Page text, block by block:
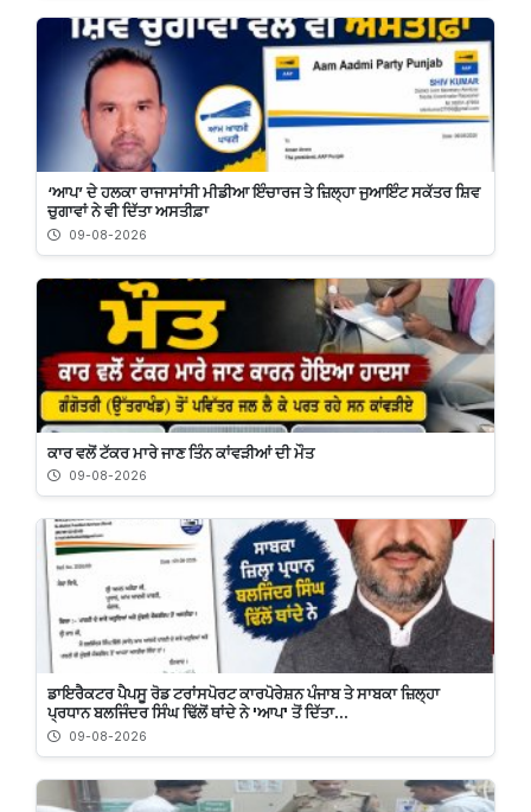
‘ਆਪ’ ਦੇ ਹਲਕਾ ਰਾਜਾਸਾਂਸੀ ਮੀਡੀਆ ਇੰਚਾਰਜ ਤੇ ਜ਼ਿਲ੍ਹਾ ਜੁਆਇੰਟ ਸਕੱਤਰ ਸ਼ਿਵ
ਚੁਗਾਵਾਂ ਨੇ ਵੀ ਦਿੱਤਾ ਅਸਤੀਫ਼ਾ
09-08-2026
ਕਾਰ ਵਲੋਂ ਟੱਕਰ ਮਾਰੇ ਜਾਣ ਤਿੰਨ ਕਾਂਵੜੀਆਂ ਦੀ ਮੌਤ
09-08-2026
ਡਾਇਰੈਕਟਰ ਪੈਪਸੂ ਰੋਡ ਟਰਾਂਸਪੋਰਟ ਕਾਰਪੋਰੇਸ਼ਨ ਪੰਜਾਬ ਤੇ ਸਾਬਕਾ ਜ਼ਿਲ੍ਹਾ
ਪ੍ਰਧਾਨ ਬਲਜਿੰਦਰ ਸਿੰਘ ਢਿੱਲੋਂ ਥਾਂਦੇ ਨੇ 'ਆਪ' ਤੋਂ ਦਿੱਤਾ...
09-08-2026